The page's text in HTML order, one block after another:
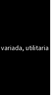
utilitaria